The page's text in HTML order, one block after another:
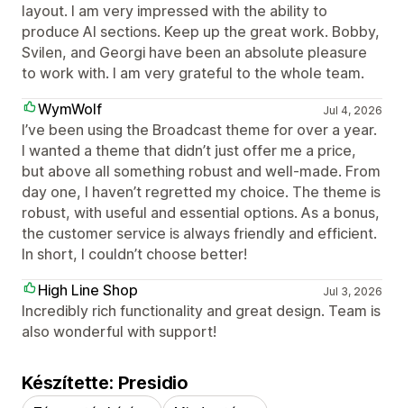
layout. I am very impressed with the ability to
produce AI sections. Keep up the great work. Bobby,
Svilen, and Georgi have been an absolute pleasure
to work with. I am very grateful to the whole team.
WymWolf
Jul 4, 2026
I’ve been using the Broadcast theme for over a year.
I wanted a theme that didn’t just offer me a price,
but above all something robust and well-made. From
day one, I haven’t regretted my choice. The theme is
robust, with useful and essential options. As a bonus,
the customer service is always friendly and efficient.
In short, I couldn’t choose better!
High Line Shop
Jul 3, 2026
Incredibly rich functionality and great design. Team is
also wonderful with support!
Készítette: Presidio